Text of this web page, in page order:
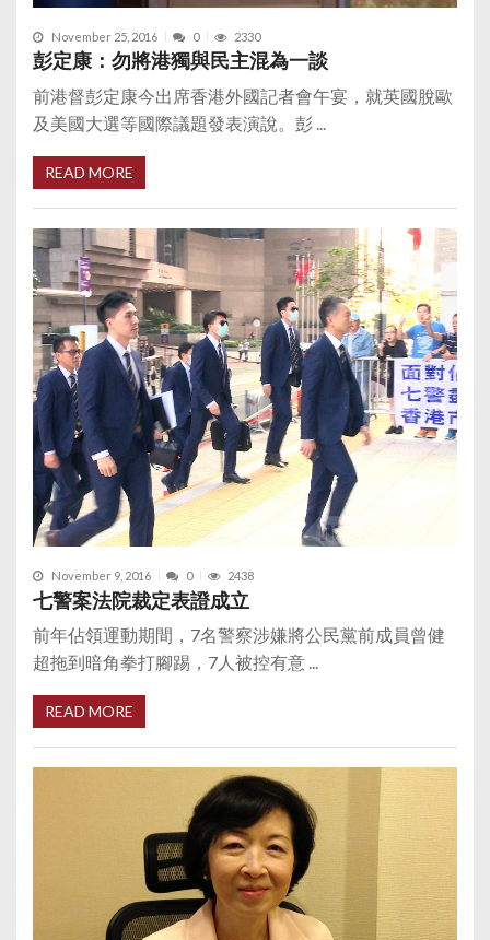
November 25, 2016 0 2330
彭定康：勿將港獨與民主混為一談
前港督彭定康今出席香港外國記者會午宴，就英國脫歐
及美國大選等國際議題發表演說。彭 ...
READ MORE
November 9, 2016 0 2438
七警案法院裁定表證成立
前年佔領運動期間，7名警察涉嫌將公民黨前成員曾健
超拖到暗角拳打腳踢，7人被控有意 ...
READ MORE